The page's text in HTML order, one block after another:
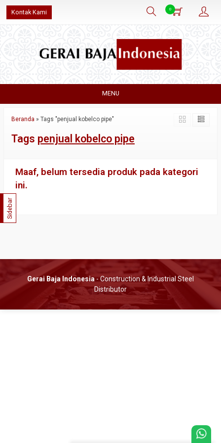
Kontak Kami 0
MENU
Beranda » Tags "penjual kobelco pipe"
Tags penjual kobelco pipe
Maaf, belum tersedia produk pada kategori
ini.
Sidebar
Gerai Baja Indonesia- Construction & Industrial Steel
Distributor